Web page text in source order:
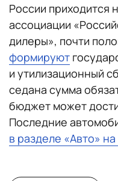
России приходится
ассоциации
дилеры», почти
формируют
и утилизационный
седана сумма
бюджет может
Последние
в разделе «Авто»